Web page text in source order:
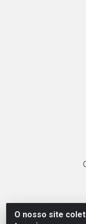
O nosso site
Linhavix